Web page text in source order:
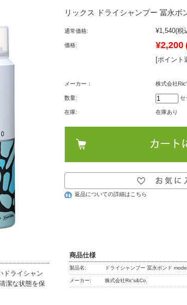
リックス ドライシャンプー 冨永
通常価格: ¥1,540(税
価格: ¥2,200
[ポイント
メーカー： 株式会社
数量: セ
在庫: 在庫あり
返品についての詳細はこちら
ドライシャン
潔な状態を保
商品仕様
製品名: ドライシャンプー 冨永ボンド
メーカー: 株式会社Ric's&Co.